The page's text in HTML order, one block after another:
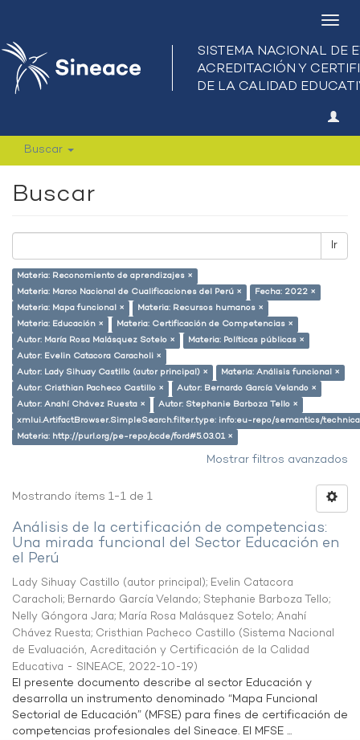
Buscar
Buscar
Ir
Materia: Reconomiento de aprendizajes ×
Materia: Marco Nacional de Cualificaciones del Perú ×
Fecha: 2022 ×
Materia: Mapa funcional ×
Materia: Recursos humanos ×
Materia: Educación ×
Materia: Certificación de Competencias ×
Autor: María Rosa Malásquez Sotelo ×
Materia: Políticas públicas ×
Autor: Evelin Catacora Caracholi ×
Autor: Lady Sihuay Castillo (autor principal) ×
Materia: Análisis funcional ×
Autor: Cristhian Pacheco Castillo ×
Autor: Bernardo García Velando ×
Autor: Anahí Chávez Ruesta ×
Autor: Stephanie Barboza Tello ×
xmlui.ArtifactBrowser.SimpleSearch.filter.type: info:eu-repo/semantics/
Materia: http://purl.org/pe-repo/ocde/ford#5.03.01 ×
Mostrar filtros avanzados
Mostrando ítems 1-1 de 1
Análisis de la certificación de competencias:
Una mirada funcional del Sector Educación en
el Perú
Lady Sihuay Castillo (autor principal); Evelin Catacora
Caracholi; Bernardo García Velando; Stephanie Barboza Tello;
Nelly Góngora Jara; María Rosa Malásquez Sotelo; Anahí
Chávez Ruesta; Cristhian Pacheco Castillo (Sistema Nacional
de Evaluación, Acreditación y Certificación de la Calidad
Educativa - SINEACE, 2022-10-19)
El presente documento describe al sector Educación y
desarrolla un instrumento denominado “Mapa Funcional
Sectorial de Educación” (MFSE) para fines de certificación de
competencias profesionales del Sineace. El MFSE ...